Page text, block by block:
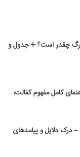
چقدر است؟ + جدول و
کامل مفهوم کفالت،
دلایل و پیامدهای